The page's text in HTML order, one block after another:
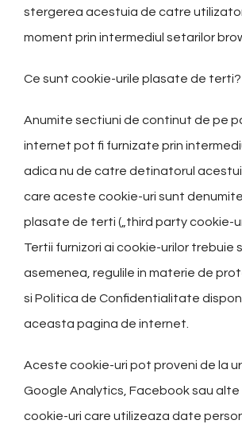
stergerea acestuia de catre
moment prin intermediul setarilor
Ce sunt cookie-urile plasate de terti?
Anumite sectiuni de continut de pe
internet pot fi furnizate prin
adica nu de catre detinatorul acestui
care aceste cookie-uri sunt
plasate de terti („third party cookie-
Tertii furnizori ai cookie-urilor trebuie
asemenea, regulile in materie de
si Politica de Confidentialitate
aceasta pagina de internet.
Aceste cookie-uri pot proveni de la
Google Analytics, Facebook sau alte
cookie-uri care utilizeaza date